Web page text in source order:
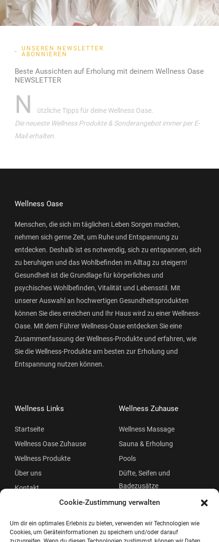
Cookie-Zustimmung verwalten
Um dir ein optimales Erlebnis zu bieten, verwenden wir Technologien wie
Cookies, um Geräteinformationen zu speichern und/oder darauf
UNSEREN NEWSLETTER
ABONNIEREN
Beste Aussichten auf Erholung mit deinem Wellness Oase
NEWSLETTER
N
ützliche Tipps für deine Wellness Oase.
Die neueste Wellness Produkte & Sonderangebot immer per E-
Mail erhalten.
Wellness Oase
Menschen, die sich im täglichen Leben Sorgen machen,
nehmen sich gerne Zeit, um Ruhe und Entspannung zu
entdecken. Deshalb ist es notwendig, sich zu entspannen, sich
zu beruhigen und das Wohlbefinden im Alltag zu steigern!
Gesundheit ist die Grundlage für körperliches und
psychisches Wohlbefinden, Vitalität und Lebensstil. Mit
unserer Auswahl an hochwertigen Gesundheitsprodukten
können Sie dies erreichen und Ihr Haus wird zu einer Wellness-
Oase. Mit dem Führer Wellness-Oase entdecken Sie eine
Zusammenfassung der Wellness-Produkte und erfahren, wie
Sie die Wellness-Produkte am besten zur Erholung und
Entspannung nutzen können.
Wellness Links
Startseite
Wellness Oase Zuhause
Wellness Produkte
Über uns
Kontakt
Wellness Zuhause
Wellness Massage
Sauna & Erholung
Pools
Düfte, Seifen und
Badezusätze
Beauty